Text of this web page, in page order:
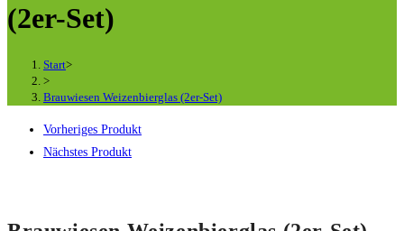
(2er-Set)
Start>
>
Brauwiesen Weizenbierglas (2er-Set)
Vorheriges Produkt
Nächstes Produkt